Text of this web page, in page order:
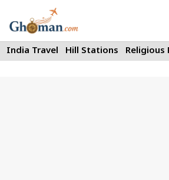
to
content
India Travel Hill Stations Religious